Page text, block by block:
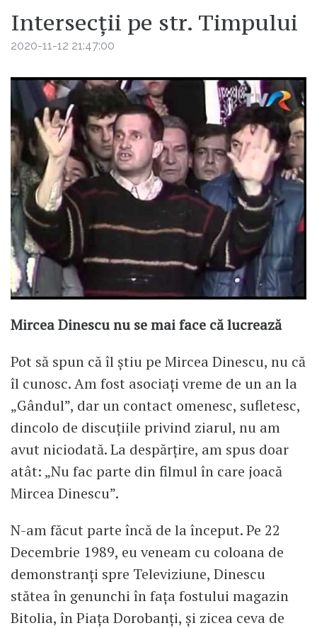
Intersecții pe str. Timpului
2020-11-12 21:47:00
Mircea Dinescu nu se mai face că lucrează
Pot să spun că îl știu pe Mircea Dinescu, nu că
îl cunosc. Am fost asociați vreme de un an la
„Gândul”, dar un contact omenesc, sufletesc,
dincolo de discuțiile privind ziarul, nu am
avut niciodată. La despărțire, am spus doar
atât: „Nu fac parte din filmul în care joacă
Mircea Dinescu”.
N-am făcut parte încă de la început. Pe 22
Decembrie 1989, eu veneam cu coloana de
demonstranți spre Televiziune, Dinescu
stătea în genunchi în fața fostului magazin
Bitolia, în Piața Dorobanți, și zicea ceva de